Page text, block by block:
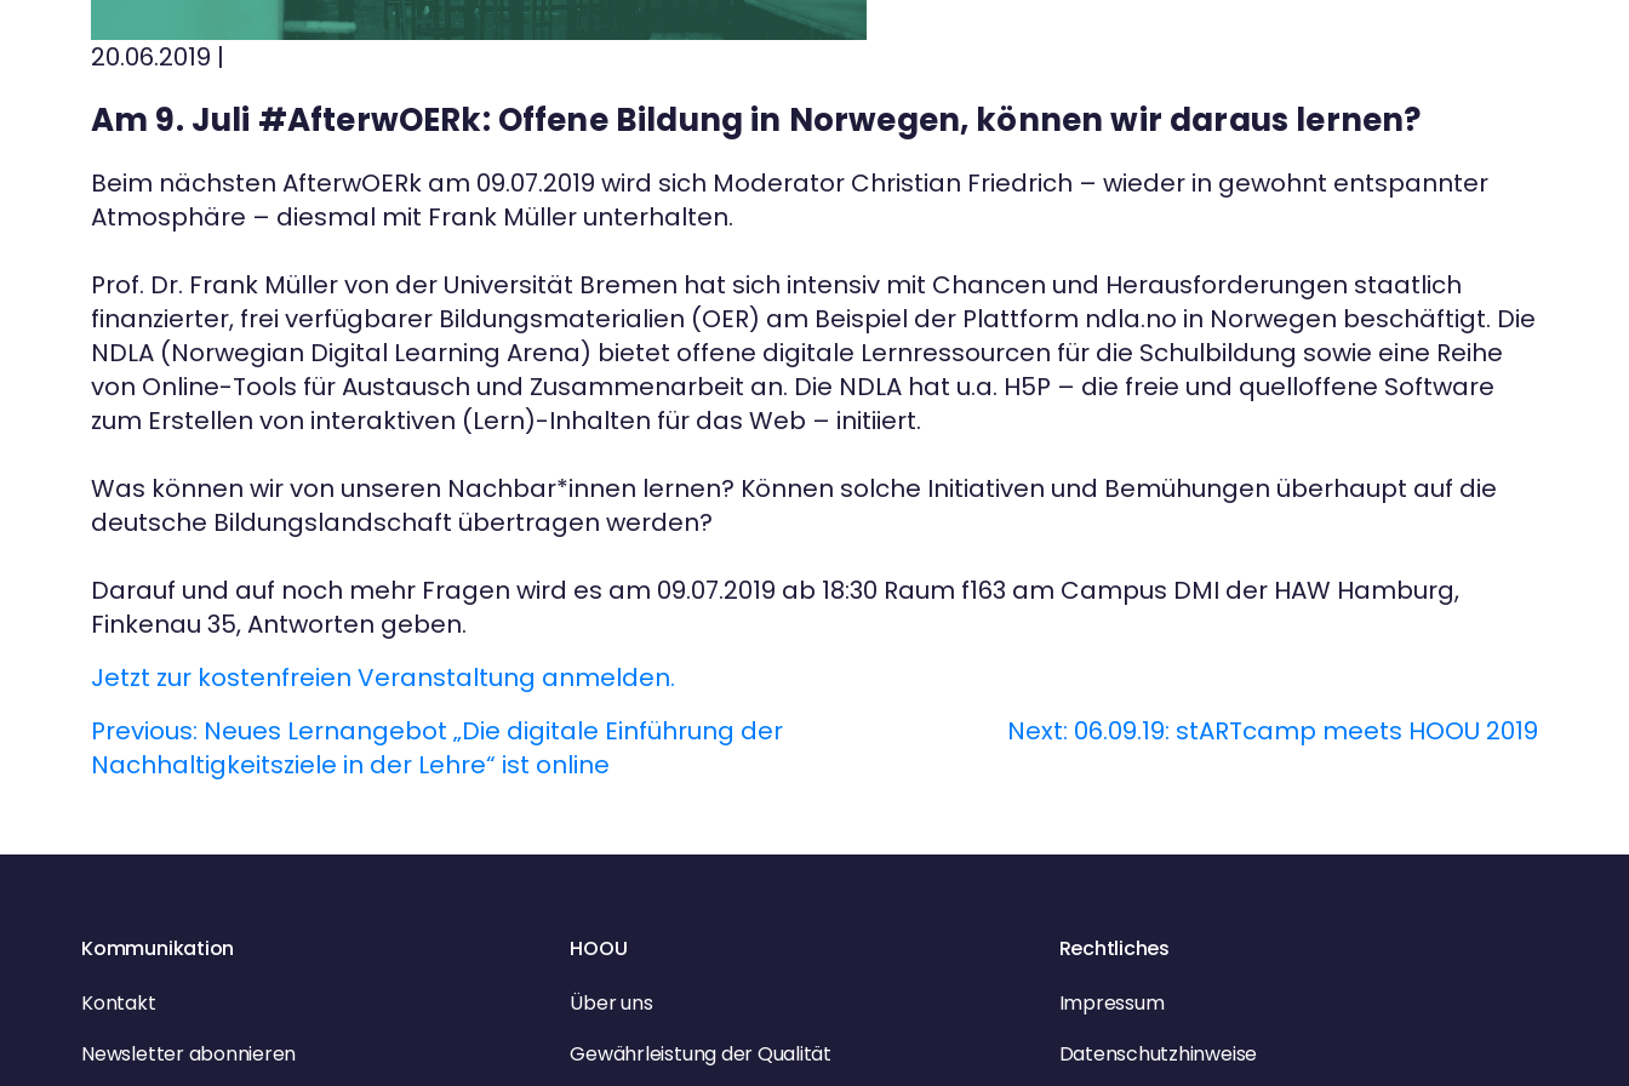
Kontakt
20.06.2019 |
Am 9. Juli #AfterwOERk: Offene Bildung in Norwegen, können wir daraus lernen?
Beim nächsten AfterwOERk am 09.07.2019 wird sich Moderator Christian Friedrich – wieder in gewohnt entspannter
Atmosphäre – diesmal mit Frank Müller unterhalten.
Prof. Dr. Frank Müller von der Universität Bremen hat sich intensiv mit Chancen und Herausforderungen staatlich
finanzierter, frei verfügbarer Bildungsmaterialien (OER) am Beispiel der Plattform ndla.no in Norwegen beschäftigt. Die
NDLA (Norwegian Digital Learning Arena) bietet offene digitale Lernressourcen für die Schulbildung sowie eine Reihe
von Online-Tools für Austausch und Zusammenarbeit an. Die NDLA hat u.a. H5P – die freie und quelloffene Software
zum Erstellen von interaktiven (Lern)-Inhalten für das Web – initiiert.
Was können wir von unseren Nachbar*innen lernen? Können solche Initiativen und Bemühungen überhaupt auf die
deutsche Bildungslandschaft übertragen werden?
Darauf und auf noch mehr Fragen wird es am 09.07.2019 ab 18:30 Raum f163 am Campus DMI der HAW Hamburg,
Finkenau 35, Antworten geben.
Jetzt zur kostenfreien Veranstaltung anmelden.
B
i
r
a
g
Previous: Neues Lernangebot „Die digitale Einführung der
Nachhaltigkeitsziele in der Lehre“ ist online
Next: 06.09.19: stARTcamp meets HOOU 2019
Kommunikation
Kontakt
Newsletter abonnieren
HOOU
Über uns
Gewährleistung der Qualität
Rechtliches
Impressum
Datenschutzhinweise